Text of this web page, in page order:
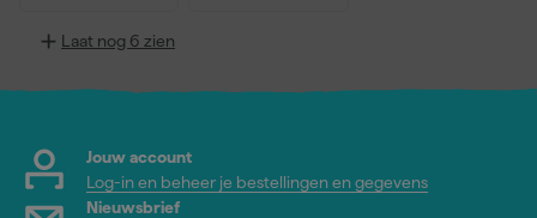
Laat nog 6 zien
Jouw account
Log-in en beheer je bestellingen en gegevens
Nieuwsbrief